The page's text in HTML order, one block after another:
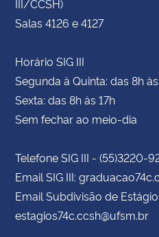
III/CCSH)
Salas 4126 e 4127
Horário SIG III
Segunda à Quinta: das 8h
Sexta: das 8h às 17h
Sem fechar ao meio-dia
Telefone SIG III - (55)3220-
Email SIG III:
Email Subdivisão de
estagios74c.ccsh@ufsm.br